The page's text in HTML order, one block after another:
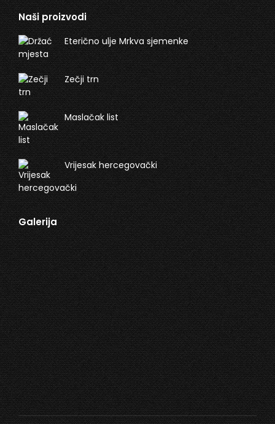
Naši proizvodi
Eterično ulje Mrkva sjemenke
Zečji trn
Maslačak list
Vrijesak hercegovački
Galerija